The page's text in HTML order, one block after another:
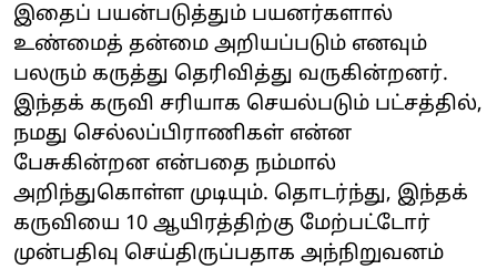
இதைப் பயன்படுத்தும் பயனர்களால்
உண்மைத் தன்மை அறியப்படும் எனவும்
பலரும் கருத்து தெரிவித்து வருகின்றனர்.
இந்தக் கருவி சரியாக செயல்படும் பட்சத்தில்,
நமது செல்லப்பிராணிகள் என்ன
பேசுகின்றன என்பதை நம்மால்
அறிந்துகொள்ள முடியும். தொடர்ந்து, இந்தக்
கருவியை 10 ஆயிரத்திற்கு மேற்பட்டோர்
முன்பதிவு செய்திருப்பதாக அந்நிறுவனம்